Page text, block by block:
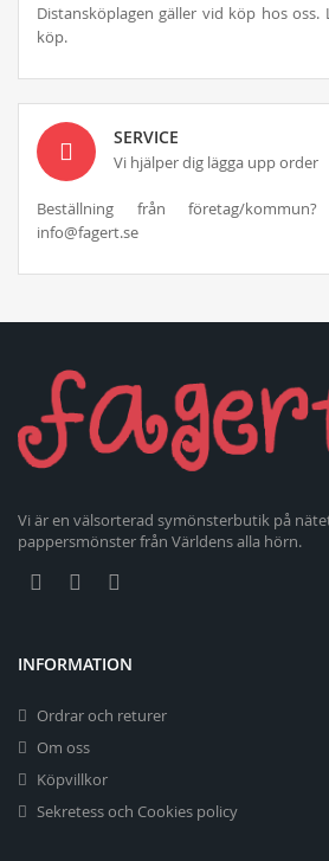
Distansköplagen gäller vid köp hos
köp.
SERVICE
Vi hjälper dig lägga upp order
Beställning från företag/
info@fagert.se
Vi är en välsorterad symönsterbutik på
pappersmönster från Världens alla hörn.
INFORMATION
Ordrar och returer
Om oss
Köpvillkor
Sekretess och Cookies policy